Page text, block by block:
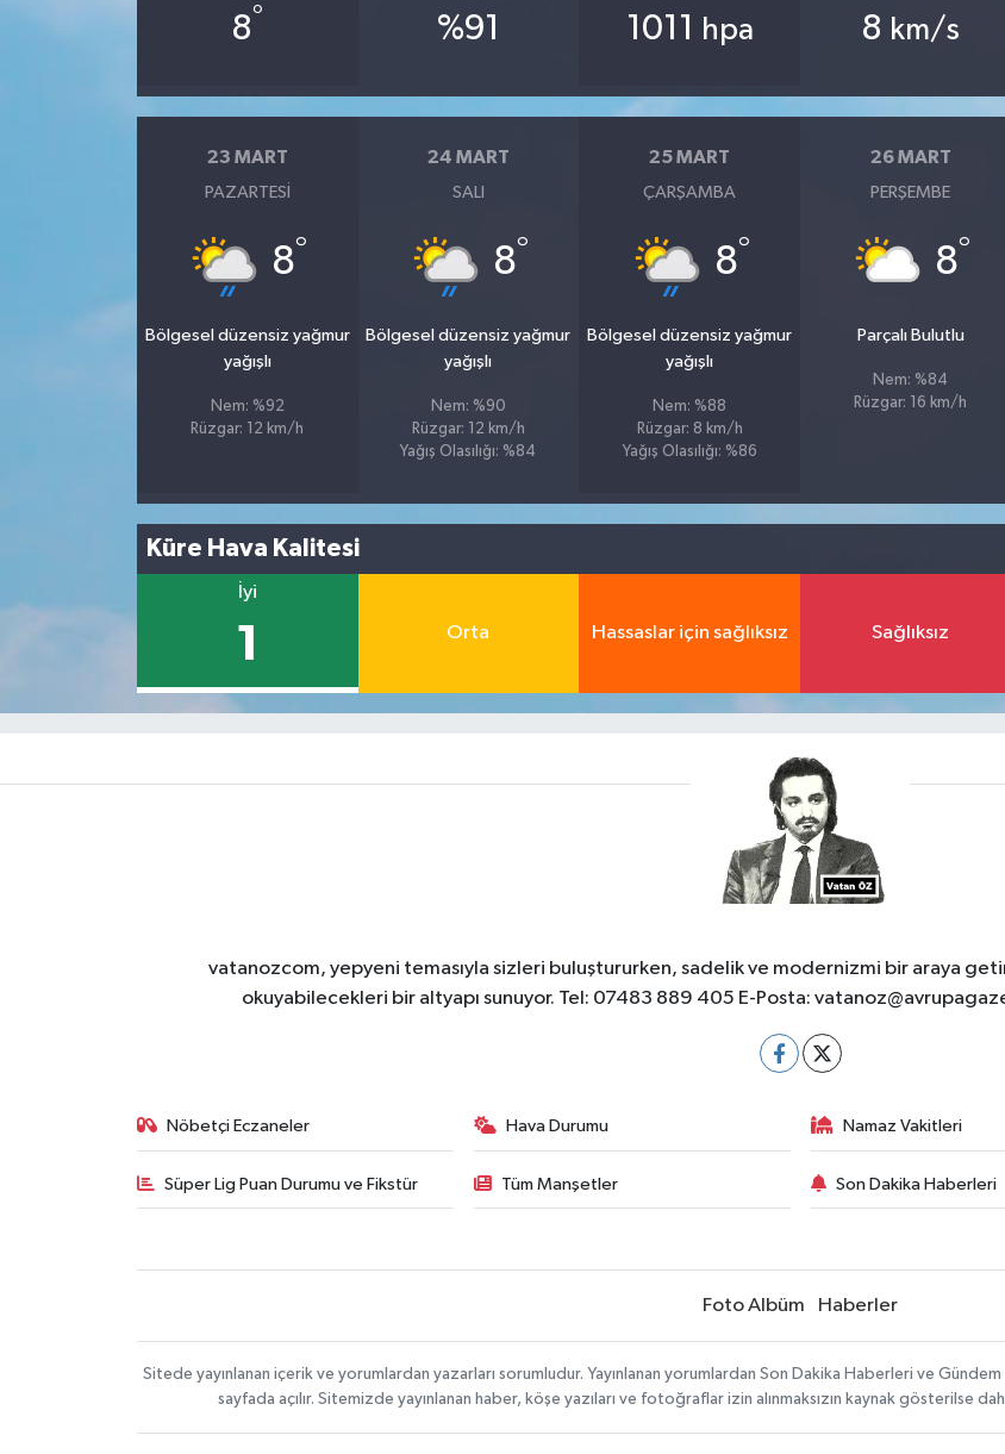
8° %91 1011 hpa 8 km/s
23 MART
PAZARTESI
8°
Bölgesel düzensiz yağmur
yağışlı
Nem: %92
Rüzgar: 12 km/h
24 MART
SALI
8°
Bölgesel düzensiz yağmur
yağışlı
Nem: %90
Rüzgar: 12 km/h
Yağış Olasılığı: %84
25 MART
ÇARŞAMBA
8°
Bölgesel düzensiz yağmur
yağışlı
Nem: %88
Rüzgar: 8 km/h
Yağış Olasılığı: %86
26 MART
PERŞEMBE
8°
Parçalı Bulutlu
Nem: %84
Rüzgar: 16 km/h
Küre Hava Kalitesi
İyi
1 Orta Hassaslar için sağlıksız Sağlıksız
vatanozcom, yepyeni temasıyla sizleri buluştururken, sadelik ve modernizmi bir araya
okuyabilecekleri bir altyapı sunuyor. Tel: 07483 889 405 E-Posta:
Nöbetçi Eczaneler Hava Durumu Namaz Vakitleri
Süper Lig Puan Durumu ve Fikstür Tüm Manşetler Son Dakika Haberleri
Foto Albüm Haberler
Sitede yayınlanan içerik ve yorumlardan yazarları sorumludur. Yayınlanan yorumlardan Son Dakika Haberleri ve
sayfada açılır. Sitemizde yayınlanan haber, köşe yazıları ve fotoğraflar izin alınmaksızın kaynak gösterilse